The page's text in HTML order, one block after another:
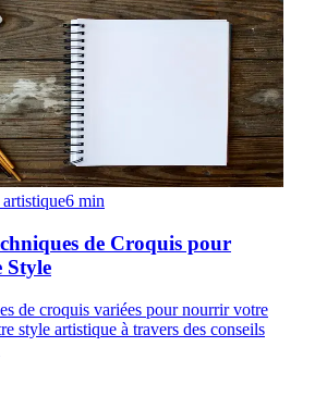
6 min
de Croquis pour
Style
de croquis variées pour nourrir votre
style artistique à travers des conseils